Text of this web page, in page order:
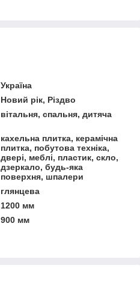
Україна
Новий рік, Різдво
вітальня, спальня, дитяча
кахельна плитка, керамічна
плитка, побутова техніка,
двері, меблі, пластик, скло,
дзеркало, будь-яка
поверхня, шпалери
глянцева
1200 мм
900 мм